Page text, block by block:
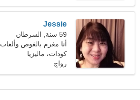
Jessie
59 سنة, السرطان
أنا مغرم بالغوص وألعاب
الفيديو
كودات، ماليزيا
زواج